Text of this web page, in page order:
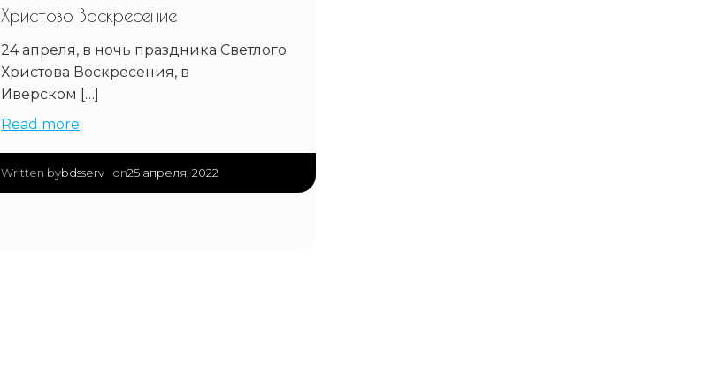
Христово Воскресение
24 апреля, в ночь праздника Светлого
Христова Воскресения, в
Иверском […]
Read more
Written bybdsserv on25 апреля, 2022